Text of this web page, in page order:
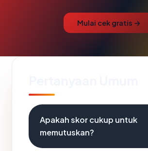
Mulai cek gratis →
Apakah skor cukup untuk
memutuskan?